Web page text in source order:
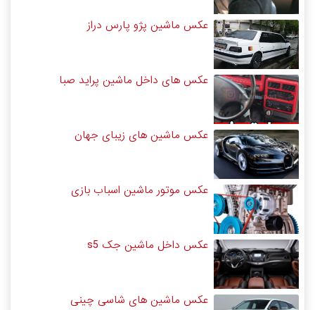
عکس ماشین پژو پارس دراز
عکس های داخل ماشین پراید صبا
عکس ماشین های زیبای جهان
عکس موتور ماشین اسباب بازی
عکس داخل ماشین جک s5
عکس ماشین های شاسی چینی